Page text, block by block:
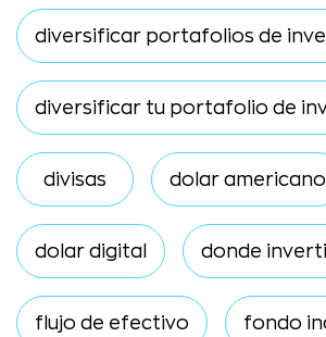
diversificar portafolios de
diversificar tu portafolio de
divisas dolar americano
dolar digital donde
flujo de efectivo fondo